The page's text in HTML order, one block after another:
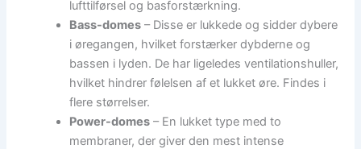
lufttilførsel og basforstærkning.
Bass-domes – Disse er lukkede og sidder dybere
i øregangen, hvilket forstærker dybderne og
bassen i lyden. De har ligeledes ventilationshuller,
hvilket hindrer følelsen af et lukket øre. Findes i
flere størrelser.
Power-domes – En lukket type med to
membraner, der giver den mest intense